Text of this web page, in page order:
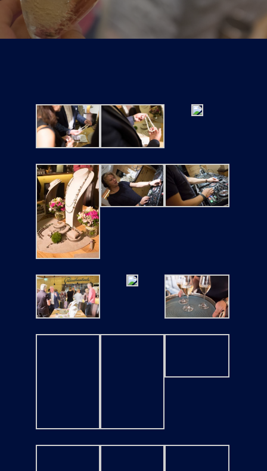
Tickets
Kurier Romy 2026